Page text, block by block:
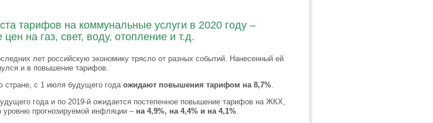
тарифов на коммунальные услуги в 2020 году –
на газ, свет, воду, отопление и т.д.
лет российскую экономику трясло от разных событий. Нанесенный ей
и в повышение тарифов.
стране, с 1 июля будущего года ожидают повышения тарифом на 8,7%.
года и по 2019-й ожидается постепенное повышение тарифов на ЖКХ,
уровню прогнозируемой инфляции – на 4,9%, на 4,4% и на 4,1%.